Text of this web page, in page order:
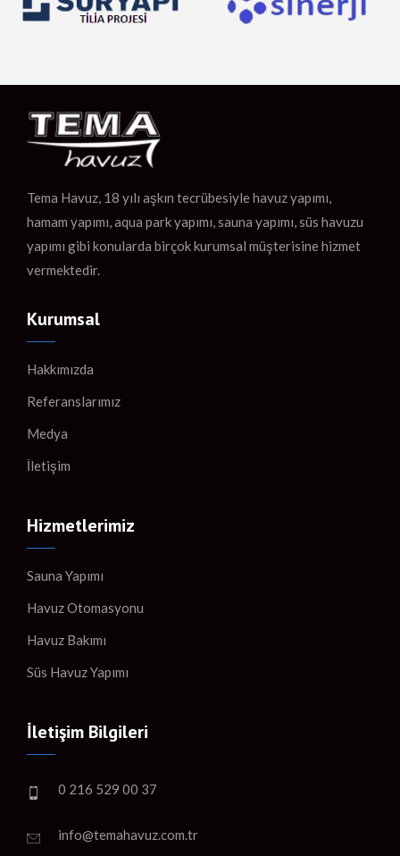
Tema Havuz, 18 yılı aşkın tecrübesiyle havuz yapımı,
hamam yapımı, aqua park yapımı, sauna yapımı, süs havuzu
yapımı gibi konularda birçok kurumsal müşterisine hizmet
vermektedir.
Kurumsal
Hakkımızda
Referanslarımız
Medya
İletişim
Hizmetlerimiz
Sauna Yapımı
Havuz Otomasyonu
Havuz Bakımı
Süs Havuz Yapımı
İletişim Bilgileri
0 216 529 00 37
info@temahavuz.com.tr